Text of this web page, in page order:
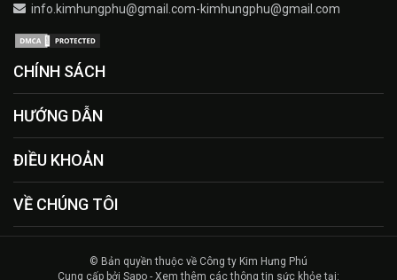
info.kimhungphu@gmail.com-kimhungphu@gmail.com
CHÍNH SÁCH
HƯỚNG DẪN
ĐIỀU KHOẢN
VỀ CHÚNG TÔI
© Bản quyền thuộc về Công ty Kim Hưng Phú
Cung cấp bởi Sapo - Xem thêm các thông tin sức khỏe tại: